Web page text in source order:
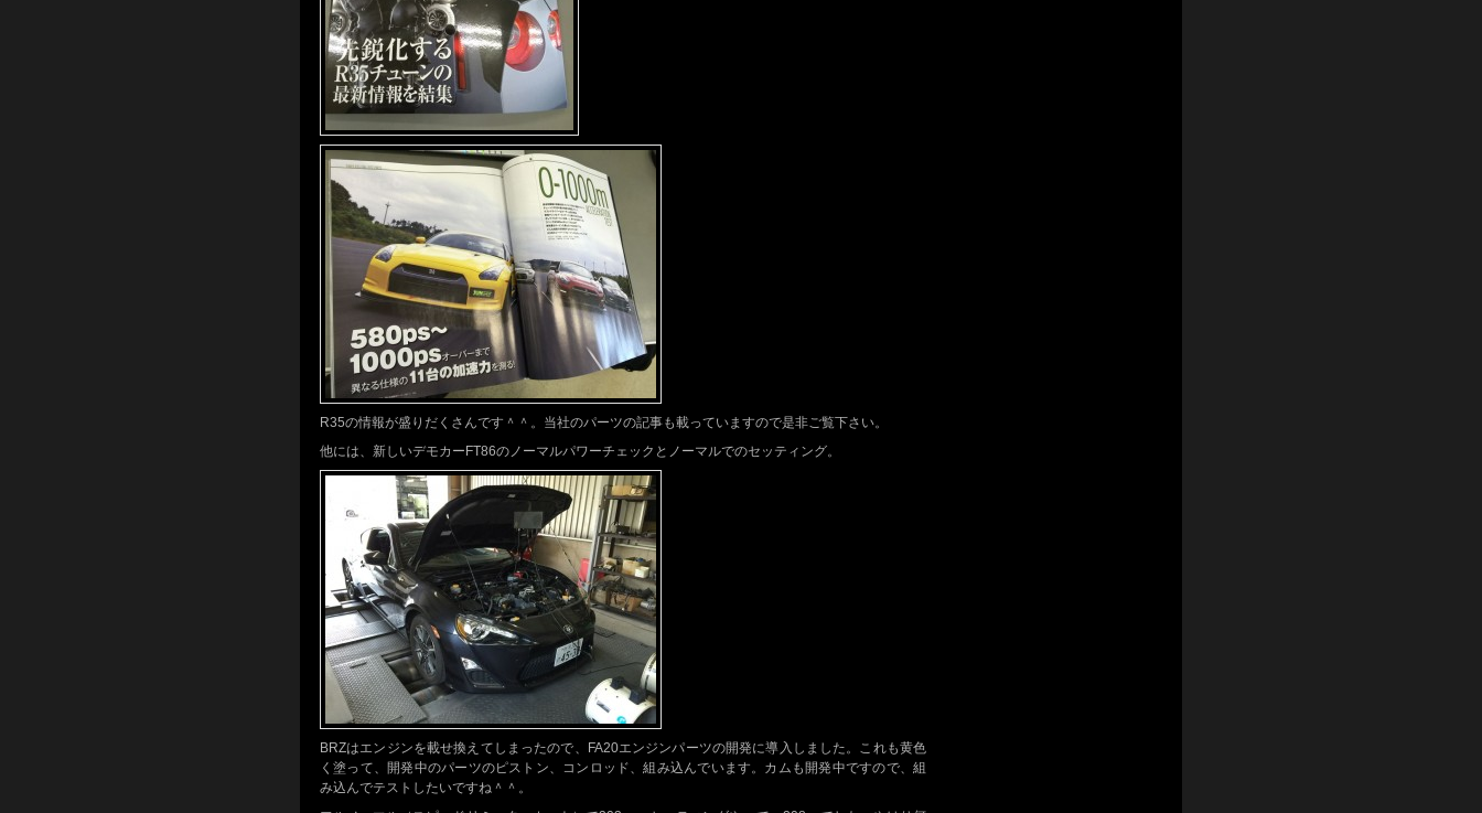
R35の情報が盛りだくさんです＾＾。当社のパーツの記事も載っていますので是非ご覧下さい。
他には、新しいデモカーFT86のノーマルパワーチェックとノーマルでのセッティング。
BRZはエンジンを載せ換えてしまったので、FA20エンジンパーツの開発に導入しました。これも黄色
く塗って、開発中のパーツのピストン、コンロッド、組み込んでいます。カムも開発中ですので、組
み込んでテストしたいですね＾＾。